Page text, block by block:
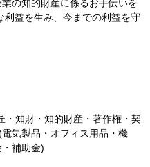
の知的財産に係るお手伝いを
利益を生み、今までの利益を守
・知財・知的財産・著作権・契
気製品・オフィス用品・機
補助金)